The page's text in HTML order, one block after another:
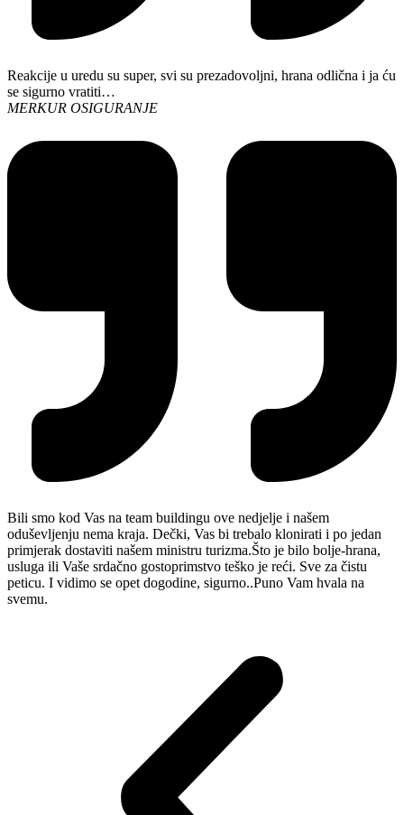
Reakcije u uredu su super, svi su prezadovoljni, hrana odlična i ja ću
se sigurno vratiti…
MERKUR OSIGURANJE
Bili smo kod Vas na team buildingu ove nedjelje i našem
oduševljenju nema kraja. Dečki, Vas bi trebalo klonirati i po jedan
primjerak dostaviti našem ministru turizma.Što je bilo bolje-hrana,
usluga ili Vaše srdačno gostoprimstvo teško je reći. Sve za čistu
peticu. I vidimo se opet dogodine, sigurno..Puno Vam hvala na
svemu.